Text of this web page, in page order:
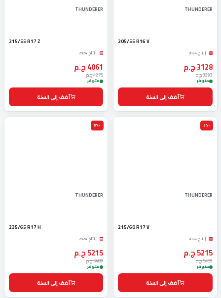
THUNDERER
205/55 R16 V
إنتاج: 2024
3128 ج.م
3293 ج.م
متوفر
أضف إلى السلة
THUNDERER
215/55 R17 Z
إنتاج: 2024
4061 ج.م
4275 ج.م
متوفر
أضف إلى السلة
-5%
THUNDERER
215/60 R17 V
إنتاج: 2024
5215 ج.م
5489 ج.م
متوفر
أضف إلى السلة
-5%
THUNDERER
235/65 R17 H
إنتاج: 2024
5215 ج.م
5489 ج.م
متوفر
أضف إلى السلة